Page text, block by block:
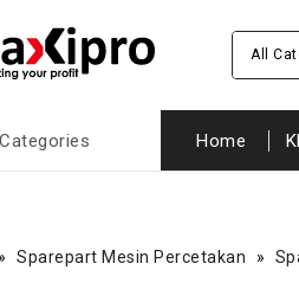
All
Home
» Sparepart Mesin Percetakan »